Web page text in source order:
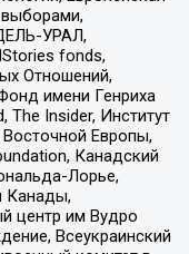
УРАЛ,
fonds,
Отношений,
имени Генриха
The Insider, Институт
Европы,
Канадский
Лорье,
Канады,
центр им Вудро
Всеукраинский